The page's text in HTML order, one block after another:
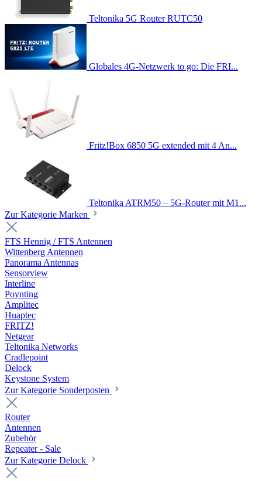
Teltonika 5G Router RUTC50
Globales 4G-Netzwerk to go: Die FRI...
Fritz!Box 6850 5G extended mit 4 An...
Teltonika ATRM50 – 5G-Router mit M1...
Zur Kategorie Marken
FTS Hennig / FTS Antennen
Wittenberg Antennen
Panorama Antennas
Sensorview
Interline
Poynting
Amplitec
Huaptec
FRITZ!
Netgear
Teltonika Networks
Cradlepoint
Delock
Keystone System
Zur Kategorie Sonderposten
Router
Antennen
Zubehör
Repeater - Sale
Zur Kategorie Delock